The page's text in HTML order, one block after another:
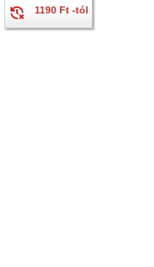
1190 Ft -tól